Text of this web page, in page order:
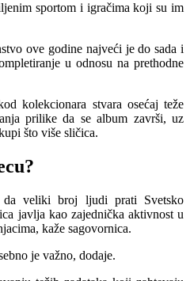
sportom i igračima koji su im
ove godine najveći je do sada i
u odnosu na prethodne
kolekcionara stvara osećaj teže
prilike da se album završi, uz
što više sličica.
veliki broj ljudi prati Svetsko
javlja kao zajednička aktivnost u
kaže sagovornica.
je važno, dodaje.